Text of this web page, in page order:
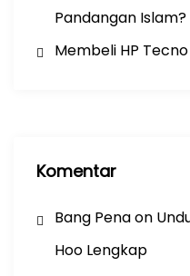
Pandangan Islam?
Membeli HP
Komentar
Bang Penaon
Hoo Lengkap